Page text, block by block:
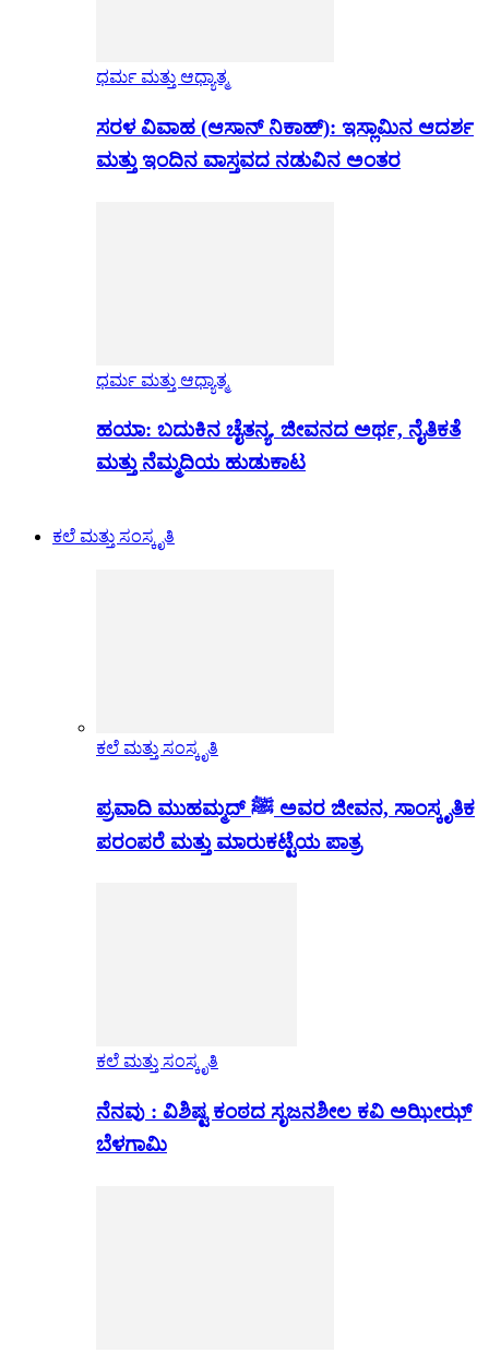
ಧರ್ಮ ಮತ್ತು ಆಧ್ಯಾತ್ಮ
ಸರಳ ವಿವಾಹ (ಆಸಾನ್ ನಿಕಾಹ್): ಇಸ್ಲಾಮಿನ ಆದರ್ಶ
ಮತ್ತು ಇಂದಿನ ವಾಸ್ತವದ ನಡುವಿನ ಅಂತರ
ಧರ್ಮ ಮತ್ತು ಆಧ್ಯಾತ್ಮ
ಹಯಾ: ಬದುಕಿನ ಚೈತನ್ಯ. ಜೀವನದ ಅರ್ಥ, ನೈತಿಕತೆ
ಮತ್ತು ನೆಮ್ಮದಿಯ ಹುಡುಕಾಟ
ಕಲೆ ಮತ್ತು ಸಂಸ್ಕೃತಿ
ಕಲೆ ಮತ್ತು ಸಂಸ್ಕೃತಿ
ಪ್ರವಾದಿ ಮುಹಮ್ಮದ್ ﷺ ಅವರ ಜೀವನ, ಸಾಂಸ್ಕೃತಿಕ
ಪರಂಪರೆ ಮತ್ತು ಮಾರುಕಟ್ಟೆಯ ಪಾತ್ರ
ಕಲೆ ಮತ್ತು ಸಂಸ್ಕೃತಿ
ನೆನವು : ವಿಶಿಷ್ಟ ಕಂಠದ ಸೃಜನಶೀಲ ಕವಿ ಅಝೀಝ್
ಬೆಳಗಾಮಿ